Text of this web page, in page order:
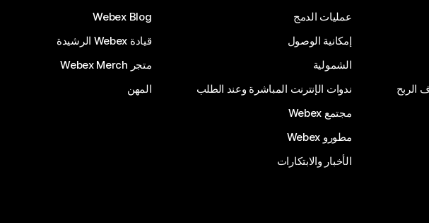
الربح
عمليات الدمج
إمكانية الوصول
الشمولية
ندوات الإنترنت المباشرة وعند الطلب
مجتمع Webex
مطورو Webex
الأخبار والابتكارات
Webex Blog
قيادة Webex الرشيدة
متجر Webex Merch
المهن